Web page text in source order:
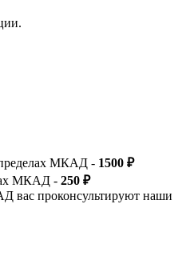
МКАД - 1500 ₽
МКАД - 250 ₽
вас проконсультируют наши